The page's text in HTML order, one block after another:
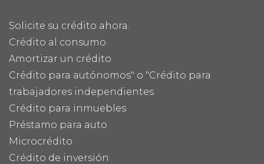
Solicite su crédito ahora.
Crédito al consumo
Amortizar un crédito
Crédito para autónomos" o "Crédito para
trabajadores independientes
Crédito para inmuebles
Préstamo para auto
Microcrédito
Crédito de inversión